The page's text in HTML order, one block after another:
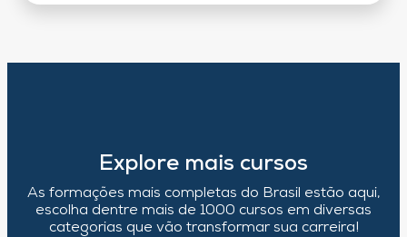
Explore mais cursos
As formações mais completas do Brasil estão aqui,
escolha dentre mais de 1000 cursos em diversas
categorias que vão transformar sua carreira!